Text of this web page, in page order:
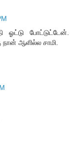
போட்டுட்டேன்.
நான் ஆளில்ல சாமி.